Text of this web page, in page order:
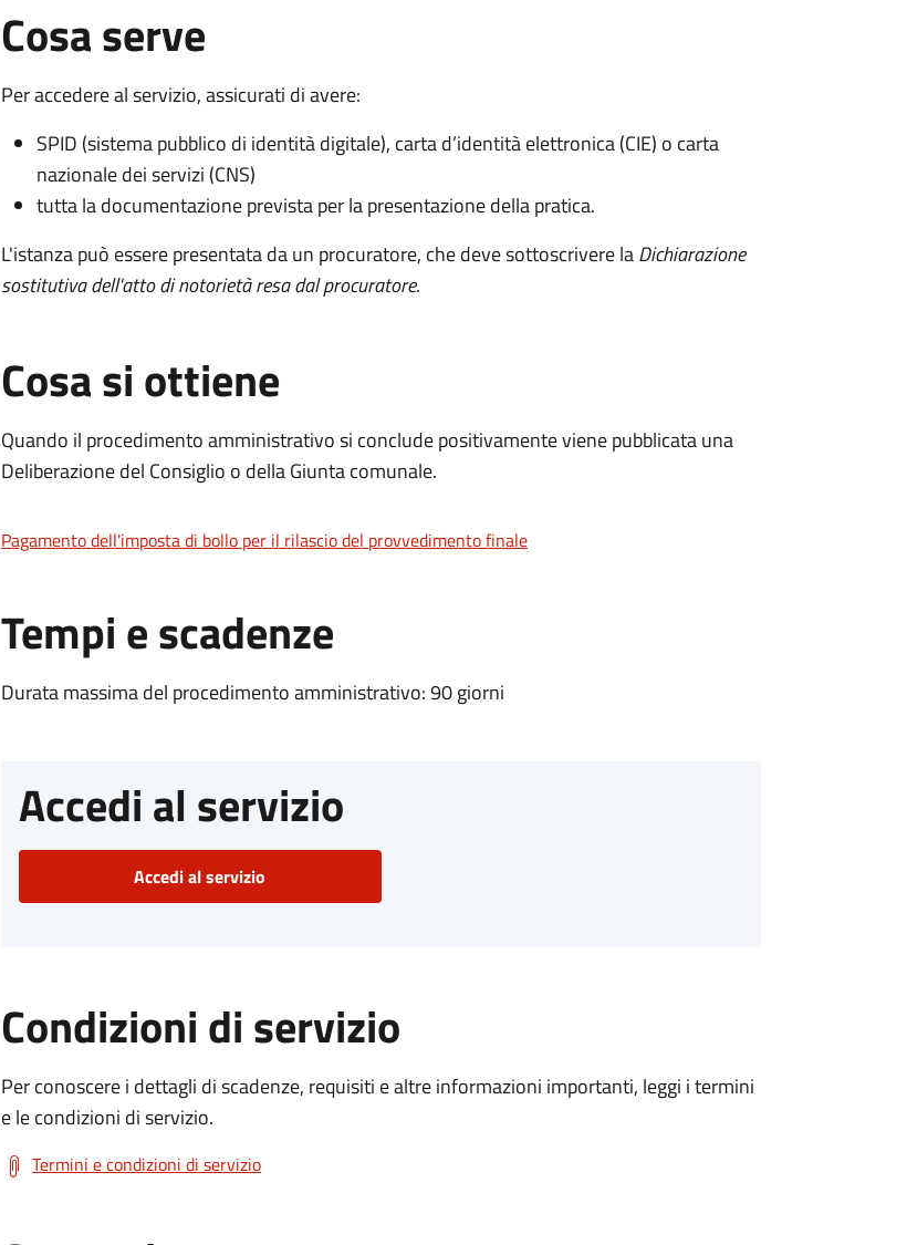
Cosa serve
Per accedere al servizio, assicurati di avere:
SPID (sistema pubblico di identità digitale), carta d’identità elettronica (CIE) o carta
nazionale dei servizi (CNS)
tutta la documentazione prevista per la presentazione della pratica.
L'istanza può essere presentata da un procuratore, che deve sottoscrivere laDichiarazione
sostitutiva dell'atto di notorietà resa dal procuratore.
Cosa si ottiene
Quando il procedimento amministrativo si conclude positivamente viene pubblicata una
Deliberazione del Consiglio o della Giunta comunale.
Pagamento dell'imposta di bollo per il rilascio del provvedimento finale
Tempi e scadenze
Durata massima del procedimento amministrativo: 90 giorni
Accedi al servizio
Accedi al servizio
Condizioni di servizio
Per conoscere i dettagli di scadenze, requisiti e altre informazioni importanti, leggi i termini
e le condizioni di servizio.
Termini e condizioni di servizio